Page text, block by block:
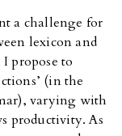
a challenge for
lexicon and
propose to
(in the
varying with
productivity. As